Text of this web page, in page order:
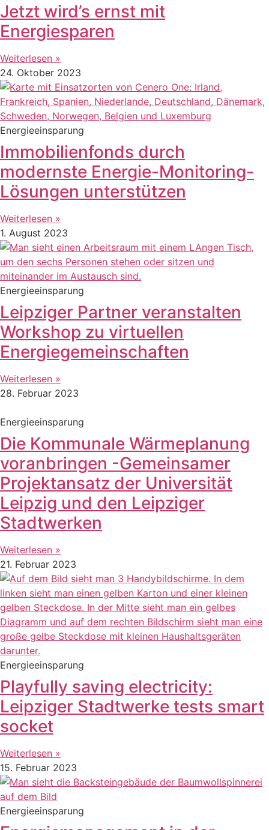
Jetzt wird’s ernst mit
Energiesparen
Weiterlesen »
24. Oktober 2023
Energieeinsparung
Immobilienfonds durch
modernste Energie-Monitoring-
Lösungen unterstützen
Weiterlesen »
1. August 2023
Energieeinsparung
Leipziger Partner veranstalten
Workshop zu virtuellen
Energiegemeinschaften
Weiterlesen »
28. Februar 2023
Energieeinsparung
Die Kommunale Wärmeplanung
voranbringen -Gemeinsamer
Projektansatz der Universität
Leipzig und den Leipziger
Stadtwerken
Weiterlesen »
21. Februar 2023
Energieeinsparung
Playfully saving electricity:
Leipziger Stadtwerke tests smart
socket
Weiterlesen »
15. Februar 2023
Energieeinsparung